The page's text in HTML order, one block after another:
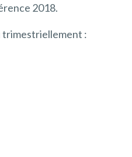
2018.
trimestriellement :